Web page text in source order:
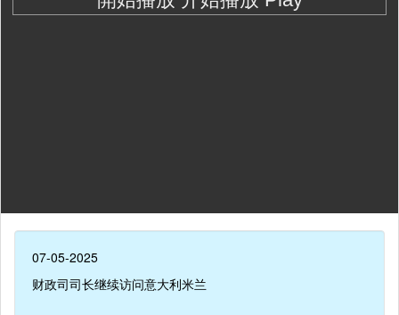
07-05-2025
财政司司长继续访问意大利米兰